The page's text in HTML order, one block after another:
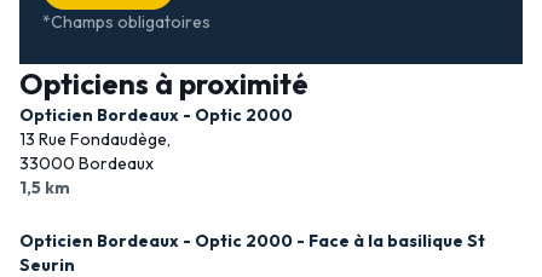
*Champs obligatoires
Opticiens à proximité
Opticien Bordeaux - Optic 2000
13 Rue Fondaudège,
33000 Bordeaux
1,5 km
Opticien Bordeaux - Optic 2000 - Face à la basilique St
Seurin